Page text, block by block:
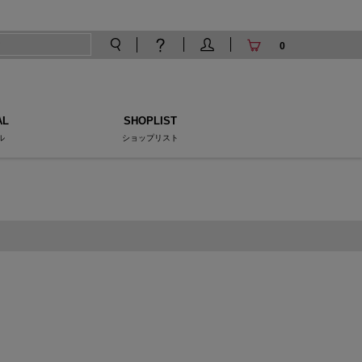
0
SHOPLIST
ショップリスト